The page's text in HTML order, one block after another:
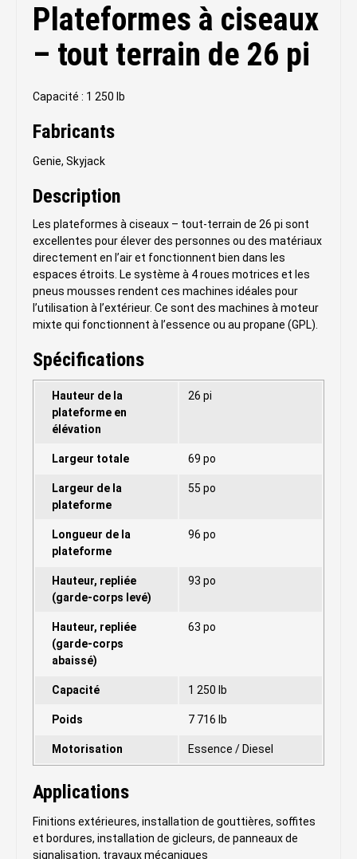
Plateformes à ciseaux
– tout terrain de 26 pi
Capacité : 1 250 lb
Fabricants
Genie, Skyjack
Description
Les plateformes à ciseaux – tout-terrain de 26 pi sont
excellentes pour élever des personnes ou des matériaux
directement en l’air et fonctionnent bien dans les
espaces étroits. Le système à 4 roues motrices et les
pneus mousses rendent ces machines idéales pour
l’utilisation à l’extérieur. Ce sont des machines à moteur
mixte qui fonctionnent à l’essence ou au propane (GPL).
Spécifications
Hauteur de la
plateforme en
élévation
26 pi
Largeur totale 69 po
Largeur de la
plateforme
55 po
Longueur de la
plateforme
96 po
Hauteur, repliée
(garde-corps levé)
93 po
Hauteur, repliée
(garde-corps
abaissé)
63 po
Capacité 1 250 lb
Poids 7 716 lb
Motorisation Essence / Diesel
Applications
Finitions extérieures, installation de gouttières, soffites
et bordures, installation de gicleurs, de panneaux de
signalisation, travaux mécaniques